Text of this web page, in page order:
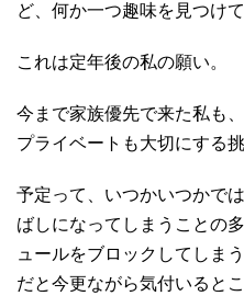
ど、何か一つ趣味を見つけ
これは定年後の私の願い。
今まで家族優先で来た私も
プライベートも大切にする
予定って、いつかいつかで
ばしになってしまうことの
ュールをブロックしてしま
だと今更ながら気付いるとこ